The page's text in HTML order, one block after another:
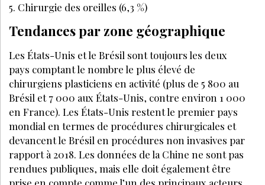
5. Chirurgie des oreilles (6,3 %)
Tendances par zone géographique
Les États-Unis et le Brésil sont toujours les deux
pays comptant le nombre le plus élevé de
chirurgiens plasticiens en activité (plus de 5 800 au
Brésil et 7 000 aux États-Unis, contre environ 1 000
en France). Les États-Unis restent le premier pays
mondial en termes de procédures chirurgicales et
devancent le Brésil en procédures non invasives par
rapport à 2018. Les données de la Chine ne sont pas
rendues publiques, mais elle doit également être